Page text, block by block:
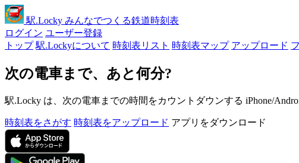
駅.Locky みんなでつくる鉄道時刻表
ログイン ユーザー登録
トップ 駅.Lockyについて 時刻表リスト 時刻表マップ アップロード
次の電車まで、あと何分?
駅.Locky は、次の電車までの時間をカウントダウンする iPhone/
時刻表をさがす 時刻表をアップロード アプリをダウンロード